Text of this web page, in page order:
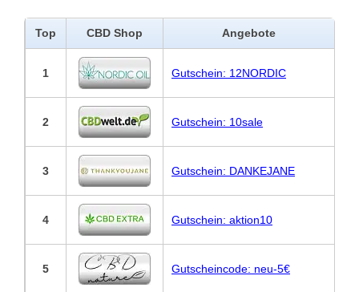
Top CBD Shop Angebote
1 Gutschein: 12NORDIC
2 Gutschein: 10sale
3 Gutschein: DANKEJANE
4 Gutschein: aktion10
5 Gutscheincode: neu-5€